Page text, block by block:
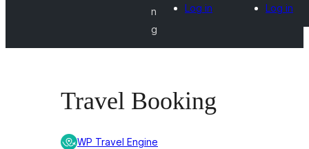
n
g
Log in
Log in
Travel Booking
WP Travel Engine